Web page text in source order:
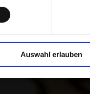
Auswahl erlauben
el